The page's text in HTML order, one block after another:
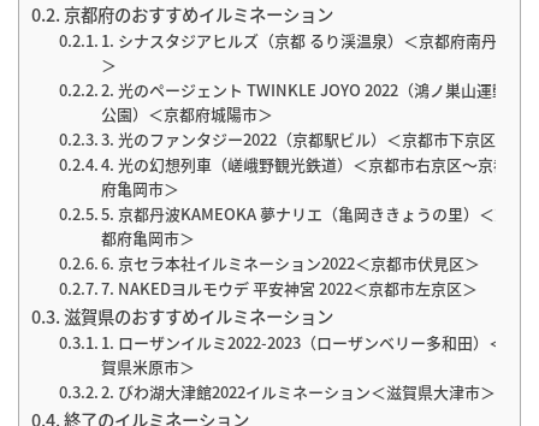
京都府のおすすめイルミネーション
1. シナスタジアヒルズ（京都 るり渓温泉）＜京都府南丹市
＞
2. 光のページェント TWINKLE JOYO 2022（鴻ノ巣山運動
公園）＜京都府城陽市＞
3. 光のファンタジー2022（京都駅ビル）＜京都市下京区＞
4. 光の幻想列車（嵯峨野観光鉄道）＜京都市右京区～京都
府亀岡市＞
5. 京都丹波KAMEOKA 夢ナリエ（亀岡ききょうの里）＜京
都府亀岡市＞
6. 京セラ本社イルミネーション2022＜京都市伏見区＞
7. NAKEDヨルモウデ 平安神宮 2022＜京都市左京区＞
滋賀県のおすすめイルミネーション
1. ローザンイルミ2022-2023（ローザンベリー多和田）＜滋
賀県米原市＞
2. びわ湖大津館2022イルミネーション＜滋賀県大津市＞
終了のイルミネーション